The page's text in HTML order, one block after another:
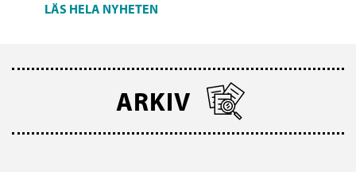
LÄS HELA NYHETEN
ARKIV